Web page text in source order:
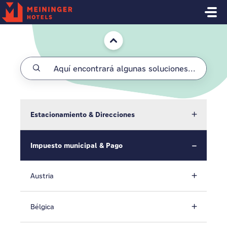
Saltar al contenido principal
Inicio
Estacionamiento & Direcciones
Impuesto municipal & Pago
Austria
Bélgica